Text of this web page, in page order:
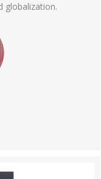
globalization.